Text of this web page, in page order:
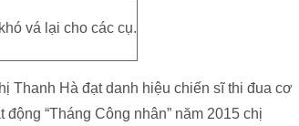
vá lại cho các cụ.
Thanh Hà đạt danh hiệu chiến sĩ thi đua cơ
“Tháng Công nhân” năm 2015 chị